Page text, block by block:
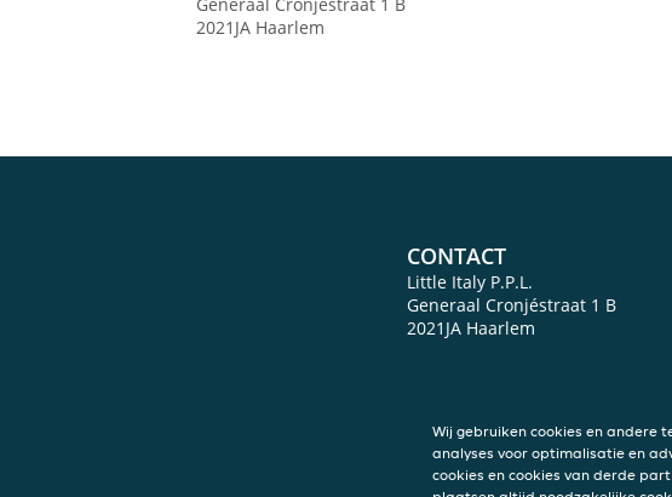
2021JA Haarlem
CONTACT
Little Italy P.P.L.
Generaal Cronjéstraat 1 B
2021JA Haarlem
Wij gebruiken cookies en andere
analyses voor optimalisatie en
cookies en cookies van derde